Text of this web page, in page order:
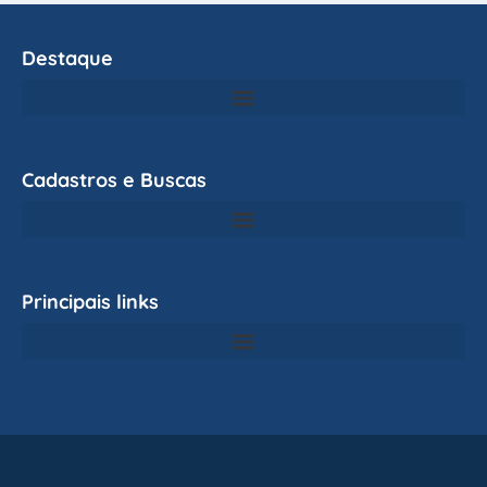
Destaque
Cadastros e Buscas
Principais links